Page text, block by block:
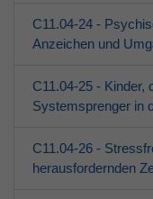
C11.04-24 -
Anzeichen und
C11.04-25 - Kinder,
Systemsprenger in
C11.04-26 -
herausfordernden